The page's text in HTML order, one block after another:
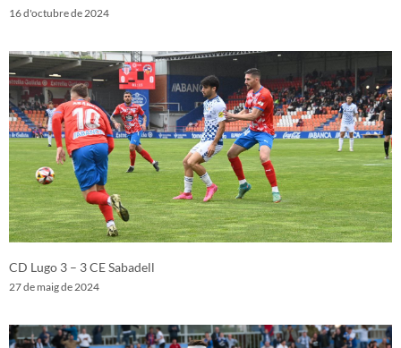
16 d'octubre de 2024
CD Lugo 3 – 3 CE Sabadell
27 de maig de 2024